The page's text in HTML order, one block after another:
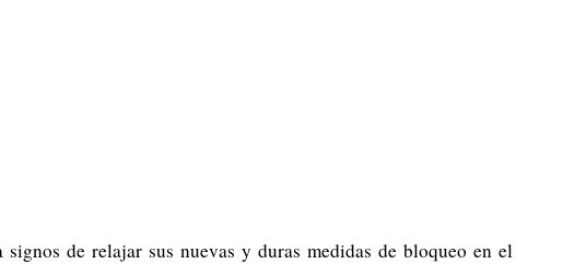
de relajar sus nuevas y duras medidas de bloqueo en el